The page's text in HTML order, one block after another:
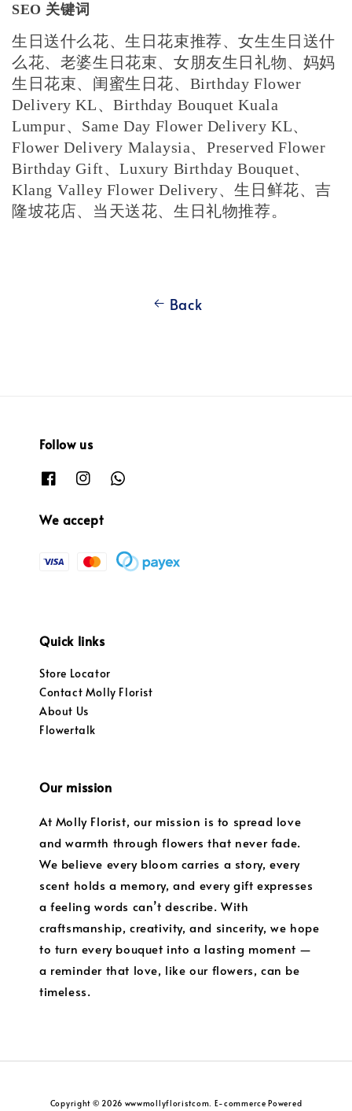
SEO 关键词
生日送什么花、生日花束推荐、女生生日送什
么花、老婆生日花束、女朋友生日礼物、妈妈
生日花束、闺蜜生日花、Birthday Flower
Delivery KL、Birthday Bouquet Kuala
Lumpur、Same Day Flower Delivery KL、
Flower Delivery Malaysia、Preserved Flower
Birthday Gift、Luxury Birthday Bouquet、
Klang Valley Flower Delivery、生日鲜花、吉
隆坡花店、当天送花、生日礼物推荐。
Back
Follow us
We accept
Quick links
Store Locator
Contact Molly Florist
About Us
Flowertalk
Our mission
At Molly Florist, our mission is to spread love
and warmth through flowers that never fade.
We believe every bloom carries a story, every
scent holds a memory, and every gift expresses
a feeling words can’t describe. With
craftsmanship, creativity, and sincerity, we hope
to turn every bouquet into a lasting moment —
a reminder that love, like our flowers, can be
timeless.
Copyright © 2026 wwwmollyfloristcom. E-commerce Powered